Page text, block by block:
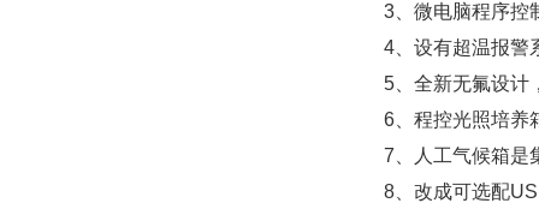
3、微电脑程序控
4、设有超温报警
5、全新无氟设计
6、程控光照培养
7、人工气候箱是
8、改成可选配